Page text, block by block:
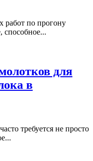
работ по прогону
способное...
для
в
требуется не просто